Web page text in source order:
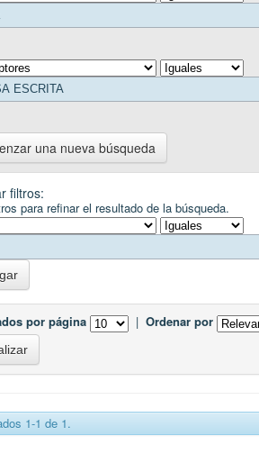
una nueva búsqueda
filtros:
para refinar el resultado de la búsqueda.
por página | Ordenar por
1-1 de 1.